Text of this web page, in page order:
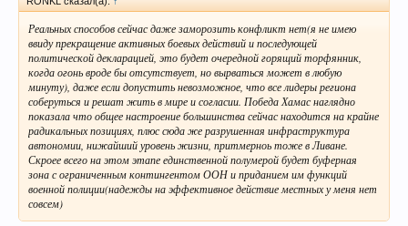
Реальных способов сейчас даже заморозить конфликт нет(я не имею
ввиду прекращение активных боевых действий и последующей
политической декларацией, это будет очередной горящий торфянник,
когда огонь вроде бы отсутствует, но вырваться может в любую
минуту), даже если допустить невозможное, что все лидеры региона
соберуться и решат жить в мире и согласии. Победа Хамас наглядно
показала что общее настроение большинства сейчас находится на крайне
радикальных позициях, плюс сюда же разрушенная инфраструктура
автономии, нижайший уровень жизни, притмерноь тоже в Ливане.
Скроее всего на этом этапе единственной полумерой будет буферная
зона с ограниченным контингентом ООН и приданием им функций
военной полиции(надежды на эффективное действие местных у меня нет
совсем)